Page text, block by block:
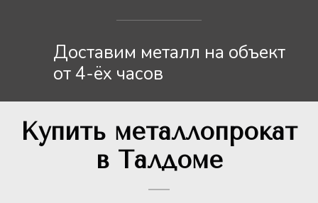
Доставим металл на объект
от 4-ёх часов
Купить металлопрокат
в Талдоме